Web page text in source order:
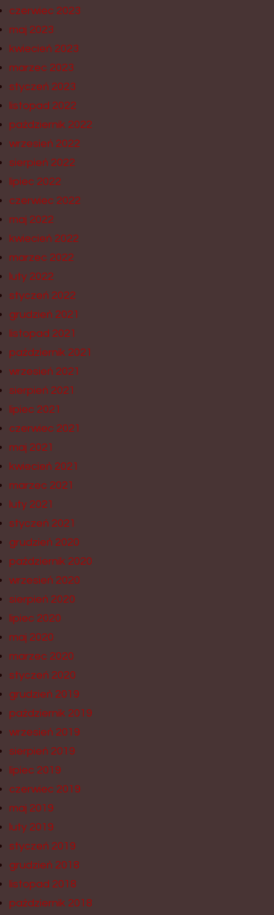
czerwiec 2023
maj 2023
kwiecień 2023
marzec 2023
styczeń 2023
listopad 2022
październik 2022
wrzesień 2022
sierpień 2022
lipiec 2022
czerwiec 2022
maj 2022
kwiecień 2022
marzec 2022
luty 2022
styczeń 2022
grudzień 2021
listopad 2021
październik 2021
wrzesień 2021
sierpień 2021
lipiec 2021
czerwiec 2021
maj 2021
kwiecień 2021
marzec 2021
luty 2021
styczeń 2021
grudzień 2020
październik 2020
wrzesień 2020
sierpień 2020
lipiec 2020
maj 2020
marzec 2020
styczeń 2020
grudzień 2019
październik 2019
wrzesień 2019
sierpień 2019
lipiec 2019
czerwiec 2019
maj 2019
luty 2019
styczeń 2019
grudzień 2018
listopad 2018
październik 2018